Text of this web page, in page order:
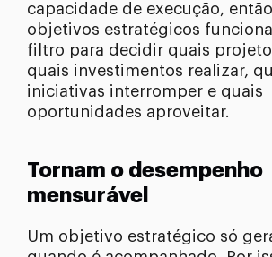
capacidade de execução,
objetivos estratégicos
filtro para decidir quais
quais investimentos realizar,
iniciativas interromper e quais
oportunidades aproveitar.
Tornam o desempenho
mensurável
Um objetivo estratégico só